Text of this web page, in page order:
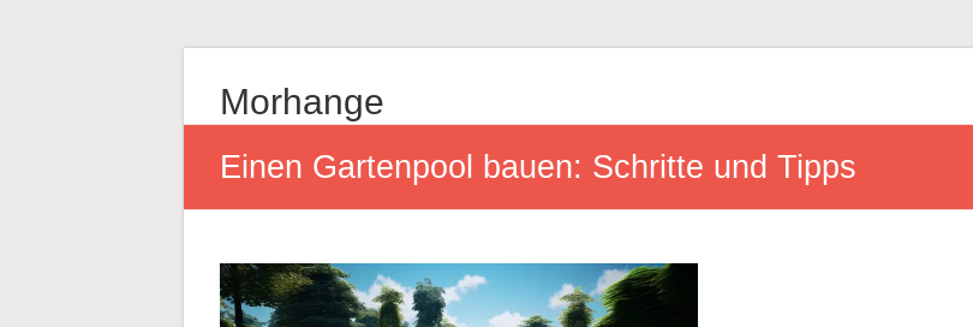
Morhange
Einen Gartenpool bauen: Schritte und Tipps